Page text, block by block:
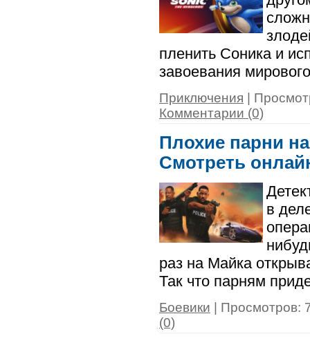
пленить Соника и
завоевания
Приключения |
Комментарии (0)
Плохие парни
Смотреть
в
раз на Майка
Так что парням
Боевики | Просмотров:
(0)